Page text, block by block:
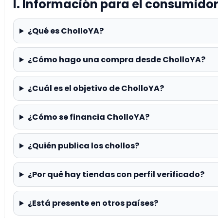
I. Información para el consumidor
¿Qué es CholloYA?
¿Cómo hago una compra desde CholloYA?
¿Cuál es el objetivo de CholloYA?
¿Cómo se financia CholloYA?
¿Quién publica los chollos?
¿Por qué hay tiendas con perfil verificado?
¿Está presente en otros países?